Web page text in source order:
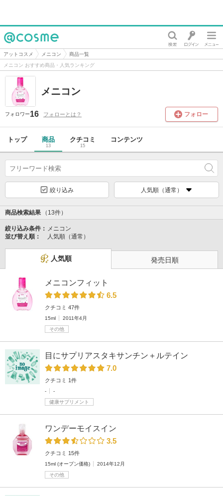
@cosme
アットコスメ メニコン
商品一覧
メニコン おすすめ商品・人気ランキング
メニコン
フォロワー16 フォローとは？ フォロー
トップ 商品
13
クチコミ
15
コンテンツ
絞り込み 人気順（通常）
商品検索結果 （13件）
絞り込み条件： メニコン
並び替え順：
人気順（通常）
人気順 発売日順
メニコンフィット
6.5
クチコミ 47件
15ml
2011年4月
その他
目にサプリアスタキサンチン＋ルテイン
7.0
クチコミ 1件
-
-
健康サプリメント
ワンデーモイスイン
3.5
クチコミ 15件
15ml (オープン価格)
2014年12月
その他